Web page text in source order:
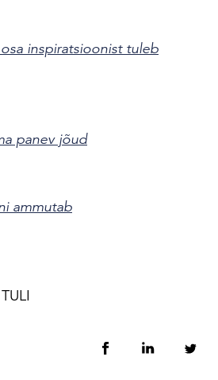
inspiratsioonist tuleb
panev jõud
ammutab